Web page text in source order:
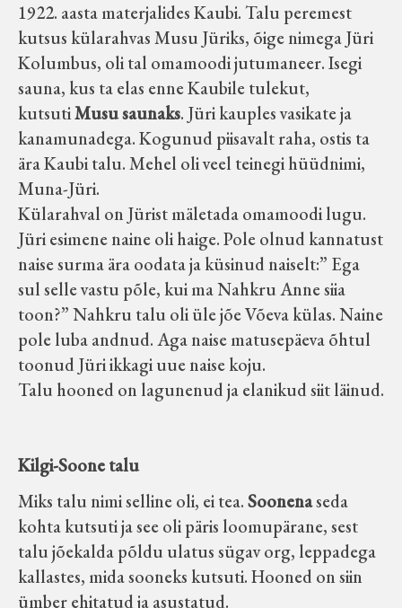
1922. aasta materjalides Kaubi. Talu peremest
kutsus külarahvas Musu Jüriks, õige nimega Jüri
Kolumbus, oli tal omamoodi jutumaneer. Isegi
sauna, kus ta elas enne Kaubile tulekut,
kutsutiMusu saunaks. Jüri kauples vasikate ja
kanamunadega. Kogunud piisavalt raha, ostis ta
ära Kaubi talu. Mehel oli veel teinegi hüüdnimi,
Muna-Jüri.
Külarahval on Jürist mäletada omamoodi lugu.
Jüri esimene naine oli haige. Pole olnud kannatust
naise surma ära oodata ja küsinud naiselt:” Ega
sul selle vastu põle, kui ma Nahkru Anne siia
toon?” Nahkru talu oli üle jõe Võeva külas. Naine
pole luba andnud. Aga naise matusepäeva õhtul
toonud Jüri ikkagi uue naise koju.
Talu hooned on lagunenud ja elanikud siit läinud.
Kilgi-Soone talu
Miks talu nimi selline oli, ei tea.Soonenaseda
kohta kutsuti ja see oli päris loomupärane, sest
talu jõekalda põldu ulatus sügav org, leppadega
kallastes, mida sooneks kutsuti. Hooned on siin
ümber ehitatud ja asustatud.